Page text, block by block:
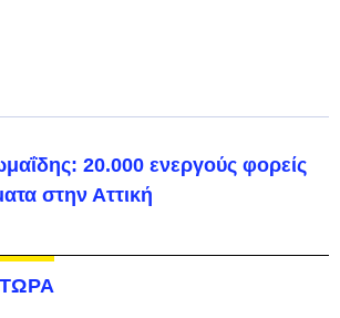
20.000 ενεργούς φορείς
στην Αττική